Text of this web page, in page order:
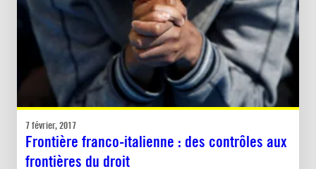
7 février, 2017
Frontière franco-italienne : des contrôles aux
frontières du droit